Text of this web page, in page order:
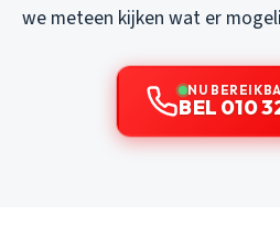
we meteen kijken wat er
NU
BEL 010